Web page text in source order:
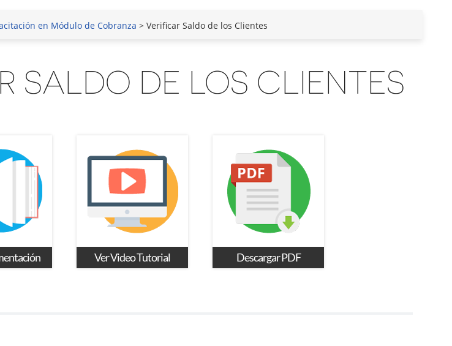
en Módulo de Cobranza > Verificar Saldo de los Clientes
SALDO DE LOS CLIENTES
Ver Video Tutorial Descargar PDF